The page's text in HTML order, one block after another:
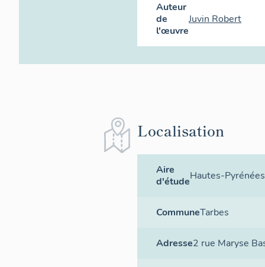
Auteur
de
l'œuvre
Juvin Robert
Localisation
Aire
d'étudeHautes-Pyrénées
CommuneTarbes
Adresse2 rue Maryse